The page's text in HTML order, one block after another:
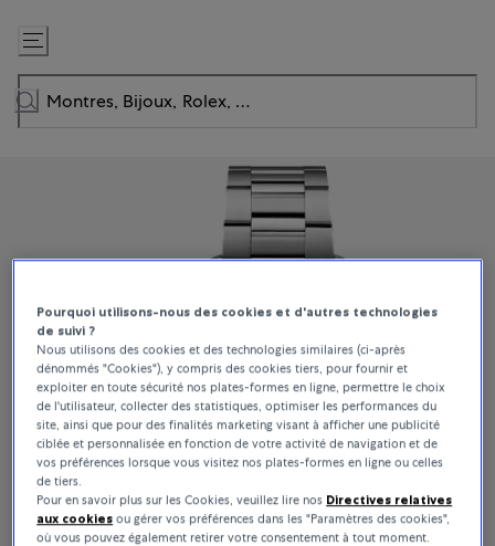
Passer
au
contenu
Pourquoi utilisons-nous des cookies et d'autres technologies
de suivi ?
Nous utilisons des cookies et des technologies similaires (ci-après
dénommés "Cookies"), y compris des cookies tiers, pour fournir et
exploiter en toute sécurité nos plates-formes en ligne, permettre le choix
de l'utilisateur, collecter des statistiques, optimiser les performances du
site, ainsi que pour des finalités marketing visant à afficher une publicité
ciblée et personnalisée en fonction de votre activité de navigation et de
vos préférences lorsque vous visitez nos plates-formes en ligne ou celles
de tiers.
Pour en savoir plus sur les Cookies, veuillez lire nos Directives relatives
aux cookies ou gérer vos préférences dans les "Paramètres des cookies",
où vous pouvez également retirer votre consentement à tout moment.